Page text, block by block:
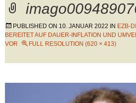
PUBLISHED ON 10. JANUAR 2022 IN EZB-
BEREITET AUF DAUER-INFLATION UND
VOR
FULL RESOLUTION (620 × 413)